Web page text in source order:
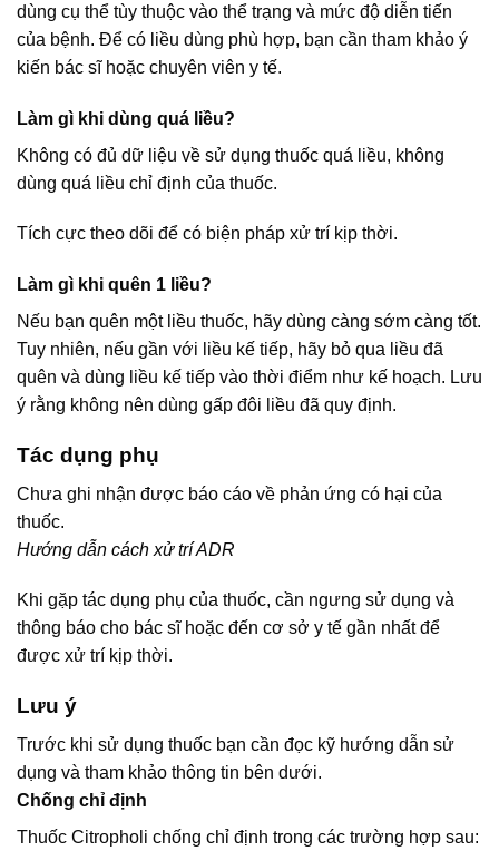
dùng cụ thể tùy thuộc vào thể trạng và mức độ diễn tiến
của bệnh. Để có liều dùng phù hợp, bạn cần tham khảo ý
kiến bác sĩ hoặc chuyên viên y tế.
Làm gì khi dùng quá liều?
Không có đủ dữ liệu về sử dụng thuốc quá liều, không
dùng quá liều chỉ định của thuốc.
Tích cực theo dõi để có biện pháp xử trí kịp thời.
Làm gì khi quên 1 liều?
Nếu bạn quên một liều thuốc, hãy dùng càng sớm càng tốt.
Tuy nhiên, nếu gần với liều kế tiếp, hãy bỏ qua liều đã
quên và dùng liều kế tiếp vào thời điểm như kế hoạch. Lưu
ý rằng không nên dùng gấp đôi liều đã quy định.
Tác dụng phụ
Chưa ghi nhận được báo cáo về phản ứng có hại của
thuốc.
Hướng dẫn cách xử trí ADR
Khi gặp tác dụng phụ của thuốc, cần ngưng sử dụng và
thông báo cho bác sĩ hoặc đến cơ sở y tế gần nhất để
được xử trí kịp thời.
Lưu ý
Trước khi sử dụng thuốc bạn cần đọc kỹ hướng dẫn sử
dụng và tham khảo thông tin bên dưới.
Chống chỉ định
Thuốc Citropholi chống chỉ định trong các trường hợp sau: